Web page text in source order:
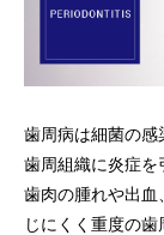
歯周病は細菌の感
歯周組織に炎症を
歯肉の腫れや出血
じにくく重度の